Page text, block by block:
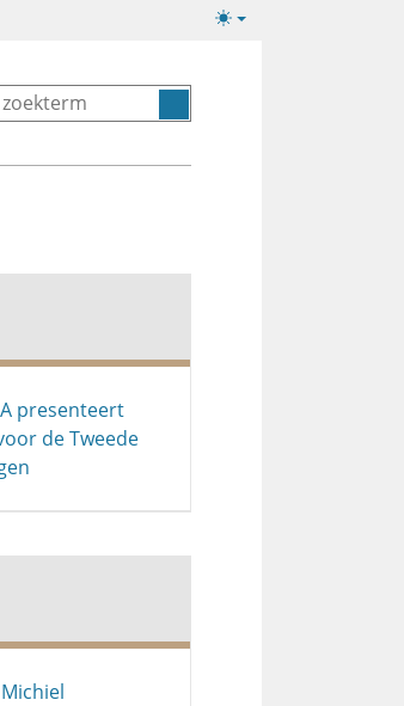
Lichte/donkere
presenteert
de Tweede